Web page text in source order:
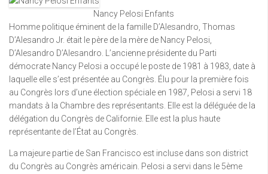
Nancy Pelosi Enfants
Homme politique éminent de la famille D’Alesandro, Thomas
D’Alesandro Jr. était le père de la mère de Nancy Pelosi,
D’Alesandro D’Alesandro. L’ancienne présidente du Parti
démocrate Nancy Pelosi a occupé le poste de 1981 à 1983, date à
laquelle elle s’est présentée au Congrès. Élu pour la première fois
au Congrès lors d’une élection spéciale en 1987, Pelosi a servi 18
mandats à la Chambre des représentants. Elle est la déléguée de la
délégation du Congrès de Californie. Elle est la plus haute
représentante de l’État au Congrès.
La majeure partie de San Francisco est incluse dans son district
du Congrès au Congrès américain. Pelosi a servi dans le 5ème